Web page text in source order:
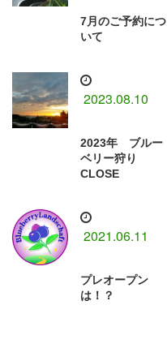
7月のご予約につ
いて
2023.08.10
2023年 ブルー
ベリー狩り
CLOSE
2021.06.11
プレオープン
は！？